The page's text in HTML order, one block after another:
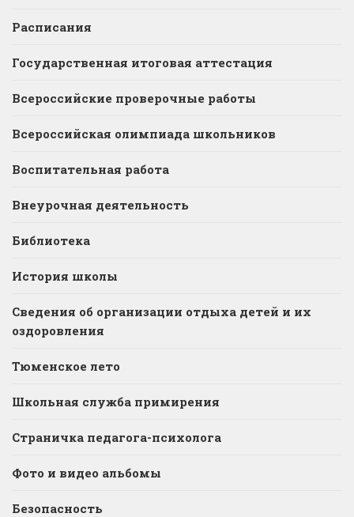
Расписания
Государственная итоговая аттестация
Всероссийские проверочные работы
Всероссийская олимпиада школьников
Воспитательная работа
Внеурочная деятельность
Библиотека
История школы
Сведения об организации отдыха детей и их
оздоровления
Тюменское лето
Школьная служба примирения
Страничка педагога-психолога
Фото и видео альбомы
Безопасность